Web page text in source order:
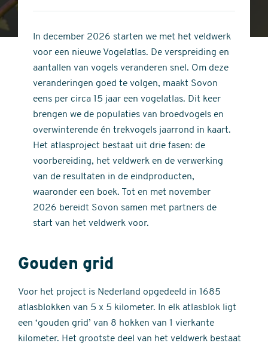
stars
of
stars
In december 2026 starten we met het veldwerk
voor een nieuwe Vogelatlas. De verspreiding en
aantallen van vogels veranderen snel. Om deze
veranderingen goed te volgen, maakt Sovon
eens per circa 15 jaar een vogelatlas. Dit keer
brengen we de populaties van broedvogels en
overwinterende én trekvogels jaarrond in kaart.
Het atlasproject bestaat uit drie fasen: de
voorbereiding, het veldwerk en de verwerking
van de resultaten in de eindproducten,
waaronder een boek. Tot en met november
2026 bereidt Sovon samen met partners de
start van het veldwerk voor.
Gouden grid
Voor het project is Nederland opgedeeld in 1685
atlasblokken van 5 x 5 kilometer. In elk atlasblok ligt
een ‘gouden grid’ van 8 hokken van 1 vierkante
kilometer. Het grootste deel van het veldwerk bestaat